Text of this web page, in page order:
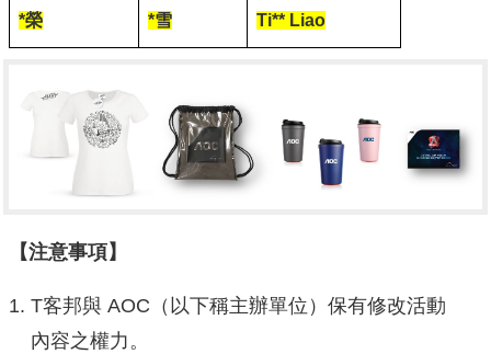
*榮 *雪 Ti** Liao
【注意事項】
T客邦與 AOC（以下稱主辦單位）保有修改活動
內容之權力。